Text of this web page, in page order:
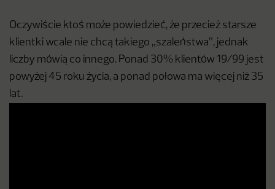
Oczywiście ktoś może powiedzieć, że przecież starsze
klientki wcale nie chcą takiego „szaleństwa”, jednak
liczby mówią co innego. Ponad 30% klientów 19/99 jest
powyżej 45 roku życia, a ponad połowa ma więcej niż 35
lat.